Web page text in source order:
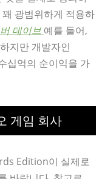
광범위하게 적용하
데이브 예를 들어,
지만 개발자인
십억의 순이익을 가
게임 회사
Edition이 실제로